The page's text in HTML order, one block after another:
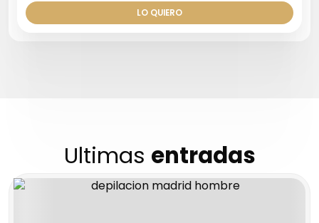
LO QUIERO
Ultimas entradas